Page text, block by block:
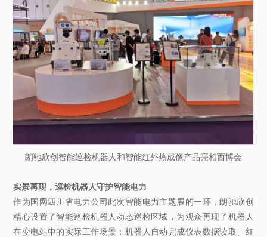
朗驰欣创智能巡检机器人和智能红外热成像产品亮相西博会
实景再现，巡检机器人守护智能电力
作为国网四川省电力公司此次智能电力主题展的一环，朗驰欣创
精心设置了智能巡检机器人动态巡检区域，为观众再现了机器人
在变电站中的实际工作场景：机器人自动完成仪表数据读取、红